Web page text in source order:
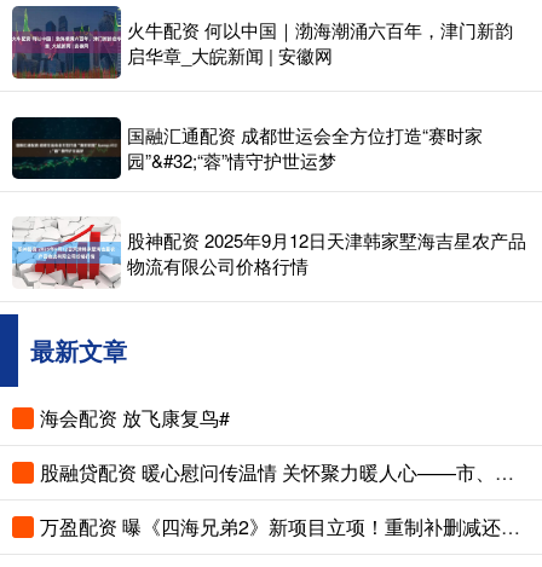
火牛配资 何以中国｜渤海潮涌六百年，津门新韵
启华章_大皖新闻 | 安徽网
国融汇通配资 成都世运会全方位打造“赛时家
园”&#32;“蓉”情守护世运梦
股神配资 2025年9月12日天津韩家墅海吉星农产品
物流有限公司价格行情
最新文章
海会配资 放飞康复鸟#
股融贷配资 暖心慰问传温情 关怀聚力暖人心——市、县总工会先后走访慰问困难职工和劳模
万盈配资 曝《四海兄弟2》新项目立项！重制补删减还是新作续传奇？